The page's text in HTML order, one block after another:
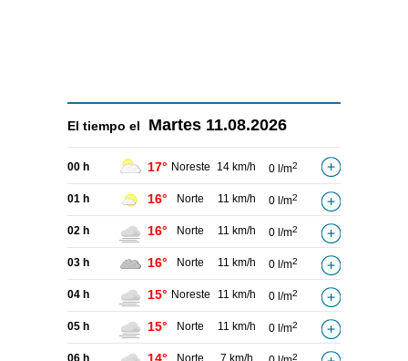
El tiempo el Martes 11.08.2026
00 h 17° Noreste 14 km/h 0 l/m2
01 h 16° Norte 11 km/h 0 l/m2
02 h 16° Norte 11 km/h 0 l/m2
03 h 16° Norte 11 km/h 0 l/m2
04 h 15° Noreste 11 km/h 0 l/m2
05 h 15° Norte 11 km/h 0 l/m2
2